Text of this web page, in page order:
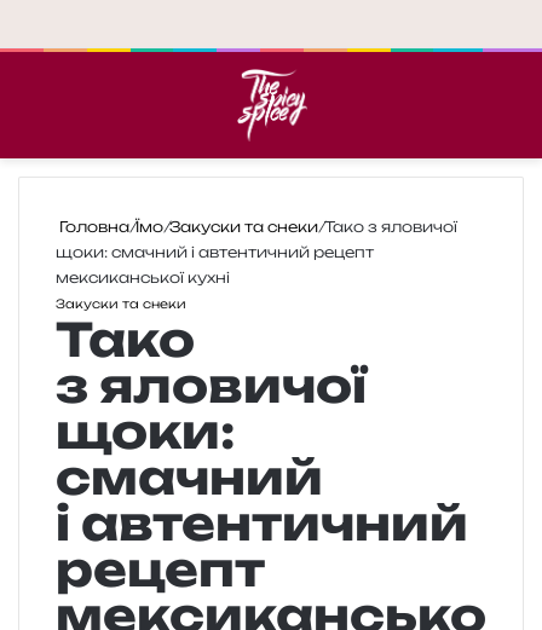
Головна/Їмо/Закуски та снеки/Тако з яловичої
щоки: смачний і автентичний рецепт
мексиканської кухні
Закуски та снеки
Тако
з яловичої
щоки:
смачний
і автентичний
рецепт
мексикансько